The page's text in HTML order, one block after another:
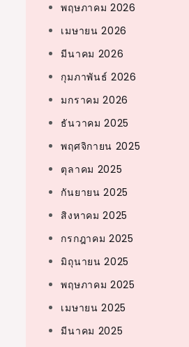
พฤษภาคม 2026
เมษายน 2026
มีนาคม 2026
กุมภาพันธ์ 2026
มกราคม 2026
ธันวาคม 2025
พฤศจิกายน 2025
ตุลาคม 2025
กันยายน 2025
สิงหาคม 2025
กรกฎาคม 2025
มิถุนายน 2025
พฤษภาคม 2025
เมษายน 2025
มีนาคม 2025